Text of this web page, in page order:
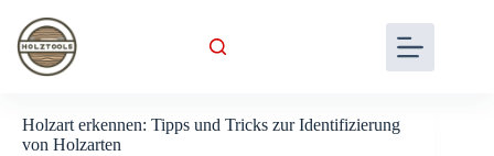
content
Holzart erkennen: Tipps und Tricks zur Identifizierung
von Holzarten